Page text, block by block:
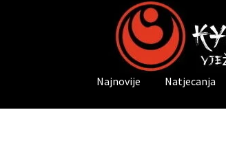
Preskoči
navigaciju
Skoči
sadržaja
Najnovije
Natjecanja